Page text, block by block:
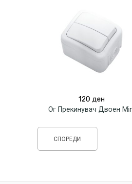
120 ден
Ог Прекинувач Двоен
СПОРЕДИ